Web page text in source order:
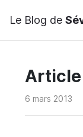
Le Blog de
6 mars 2013